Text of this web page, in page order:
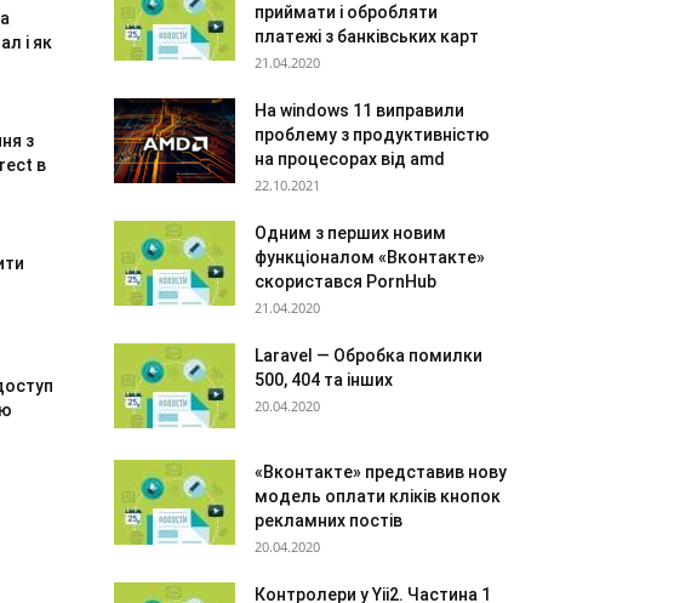
і як
з
в
приймати і обробляти
платежі з банківських карт
21.04.2020
На windows 11 виправили
проблему з продуктивністю
на процесорах від amd
22.10.2021
Одним з перших новим
функціоналом «Вконтакте»
скористався PornHub
21.04.2020
Laravel — Обробка помилки
500, 404 та інших
20.04.2020
«Вконтакте» представив нову
модель оплати кліків кнопок
рекламних постів
20.04.2020
Контролери у Yii2. Частина 1